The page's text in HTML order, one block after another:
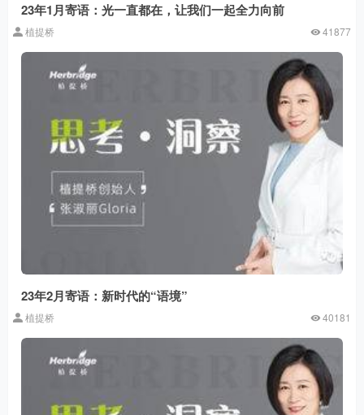
23年1月寄语：光一直都在，让我们一起全力向前
植提桥 41877
23年2月寄语：新时代的“语境”
植提桥 40181